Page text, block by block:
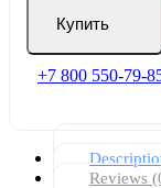
Купить
+7 800 550-79-
Reviews